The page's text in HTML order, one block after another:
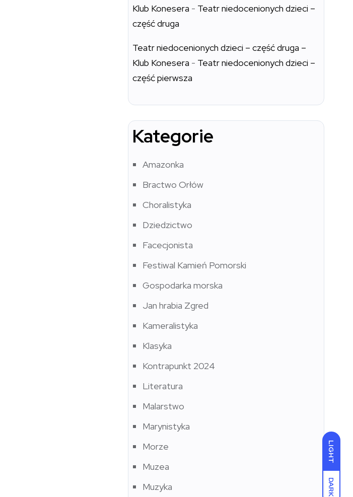
LIGHT
DARK
Klub Konesera - Teatr niedocenionych dzieci –
część druga
Teatr niedocenionych dzieci – część druga –
Klub Konesera - Teatr niedocenionych dzieci –
część pierwsza
Kategorie
Amazonka
Bractwo Orłów
Choralistyka
Dziedzictwo
Facecjonista
Festiwal Kamień Pomorski
Gospodarka morska
Jan hrabia Zgred
Kameralistyka
Klasyka
Kontrapunkt 2024
Literatura
Malarstwo
Marynistyka
Morze
Muzea
Muzyka